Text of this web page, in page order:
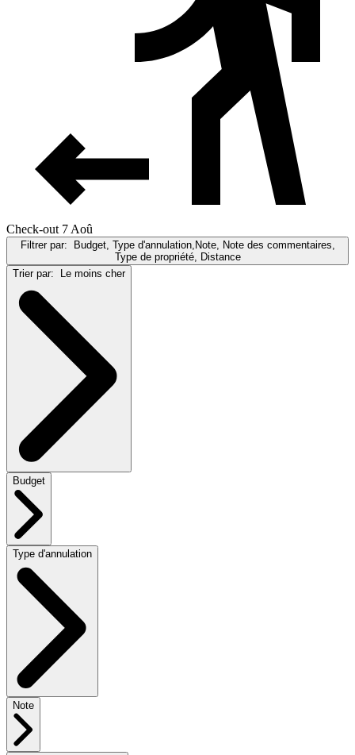
Check-out 7 Aoû
Filtrer par:
Budget, Type d'annulation,Note, Note des commentaires,
Type de propriété, Distance
Trier par:
Le moins cher
Budget
Type d'annulation
Note